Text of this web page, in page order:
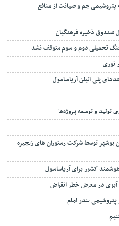
جم و صیانت از منافع
صندوق ذخیره فرهنگیان
تحمیلی دوم و سوم متوقف نشد
نوری
تولید و توسعه پروژه‌ها
استان بوشهر توسط شرکت رستوران های زنجیره
کشور برای آریاساسول
آبزی در معرض خطر انقراض
بندر امام